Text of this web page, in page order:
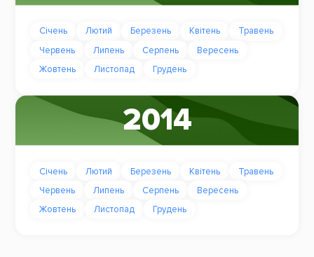
Січень Лютий Березень Квітень
Травень
Червень
Липень Серпень
Вересень
Жовтень
Листопад Грудень
2014
Січень Лютий Березень Квітень
Травень
Червень
Липень Серпень
Вересень
Жовтень
Листопад Грудень